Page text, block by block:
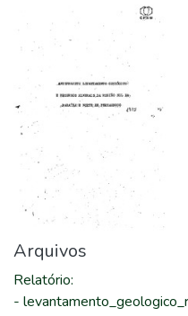
Arquivos
Relatório:
-